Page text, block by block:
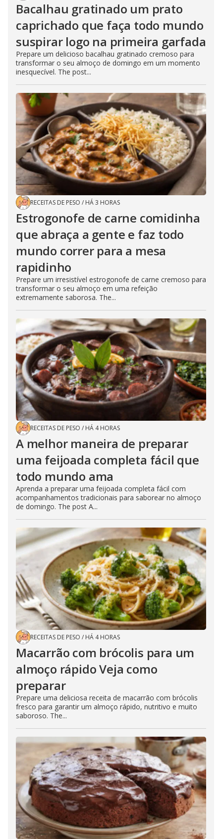
Bacalhau gratinado um prato
caprichado que faça todo mundo
suspirar logo na primeira garfada
Prepare um delicioso bacalhau gratinado cremoso para
transformar o seu almoço de domingo em um momento
inesquecível. The post...
RECEITAS DE PESO / HÁ 3 HORAS
Estrogonofe de carne comidinha
que abraça a gente e faz todo
mundo correr para a mesa
rapidinho
Prepare um irresistível estrogonofe de carne cremoso para
transformar o seu almoço em uma refeição
extremamente saborosa. The...
RECEITAS DE PESO / HÁ 4 HORAS
A melhor maneira de preparar
uma feijoada completa fácil que
todo mundo ama
Aprenda a preparar uma feijoada completa fácil com
acompanhamentos tradicionais para saborear no almoço
de domingo. The post A...
RECEITAS DE PESO / HÁ 4 HORAS
Macarrão com brócolis para um
almoço rápido Veja como
preparar
Prepare uma deliciosa receita de macarrão com brócolis
fresco para garantir um almoço rápido, nutritivo e muito
saboroso. The...